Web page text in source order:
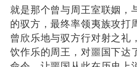
就是那个曾与周王室联姻，
的驭方，最终率领夷族攻打
曾欣乐地与驭方行对射之礼
饮作乐的周王，对噩国下达